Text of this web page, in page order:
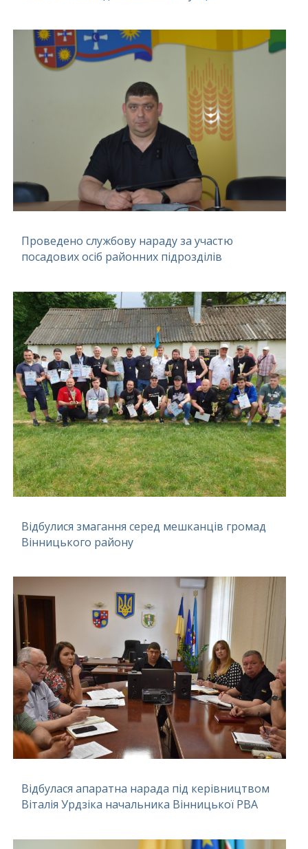
Проведено службову нараду за участю
посадових осіб районних підрозділів
Відбулися змагання серед мешканців громад
Вінницького району
Відбулася апаратна нарада під керівництвом
Віталія Урдзіка начальника Вінницької РВА